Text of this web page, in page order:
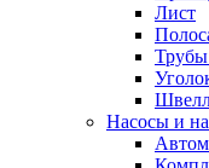
Лист
Насосы и